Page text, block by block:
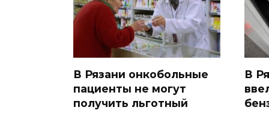
В Рязани онкобольные
пациенты не могут
получить льготный
В